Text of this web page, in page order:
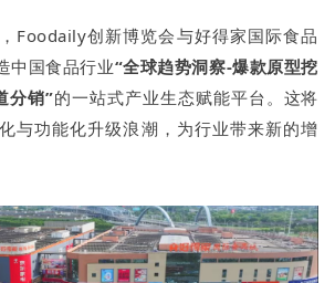
Foodaily创新博览会与好得家国际食品
中国食品行业“全球趋势洞察-爆款原型挖
分销”的一站式产业生态赋能平台。这将
与功能化升级浪潮，为行业带来新的增